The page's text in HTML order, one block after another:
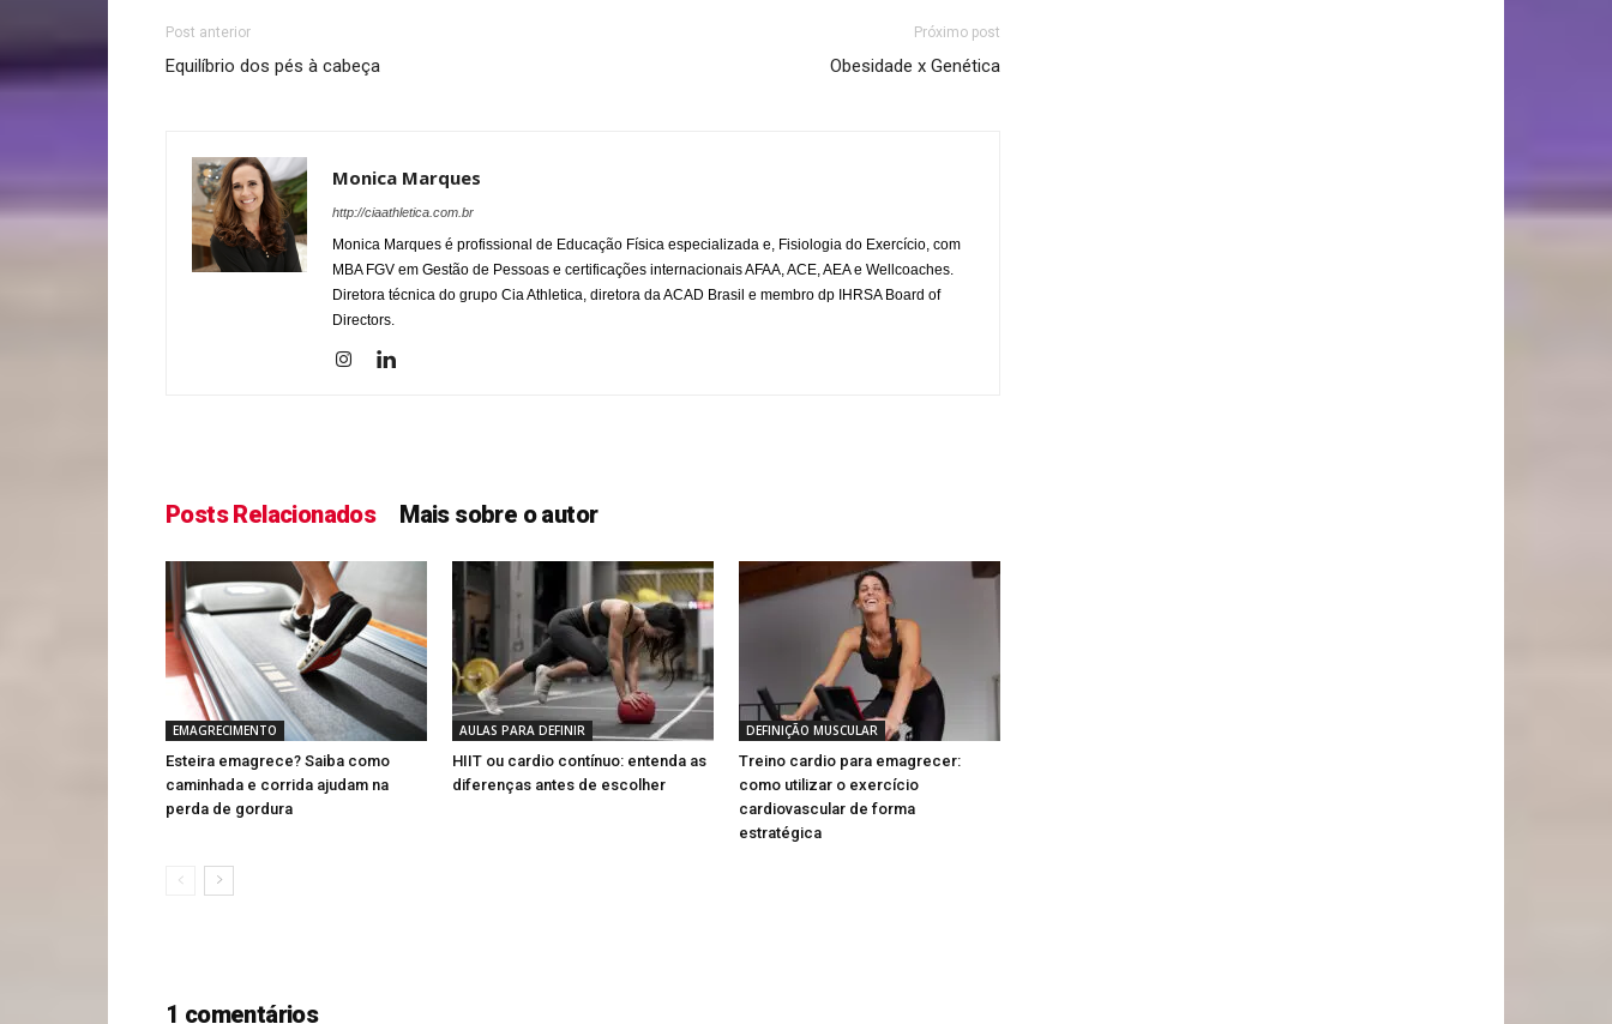
Post anterior
Equilíbrio dos pés à cabeça
Próximo post
Obesidade x Genética
Monica Marques
http://ciaathletica.com.br
Monica Marques é profissional de Educação Física especializada e, Fisiologia do Exercício, com
MBA FGV em Gestão de Pessoas e certificações internacionais AFAA, ACE, AEA e Wellcoaches.
Diretora técnica do grupo Cia Athletica, diretora da ACAD Brasil e membro dp IHRSA Board of
Directors.
Posts Relacionados Mais sobre o autor
EMAGRECIMENTO
Esteira emagrece? Saiba como
caminhada e corrida ajudam na
perda de gordura
AULAS PARA DEFINIR
HIIT ou cardio contínuo: entenda as
diferenças antes de escolher
DEFINIÇÃO MUSCULAR
Treino cardio para emagrecer:
como utilizar o exercício
cardiovascular de forma
estratégica
1 comentários